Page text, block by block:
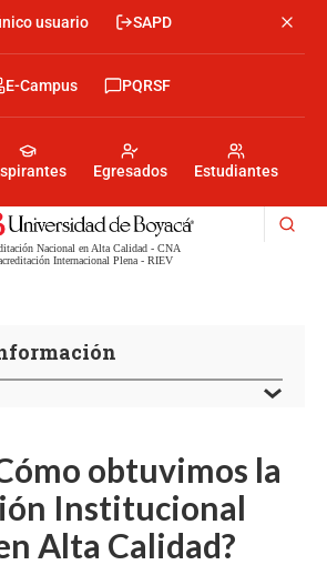
usuario SAPD
Egresados Estudiantes
E-Campus PQRSF
Menú
Nacional en Alta Calidad - CNA
Internacional Plena - RIEV
obtuvimos la
Institucional
Alta Calidad?